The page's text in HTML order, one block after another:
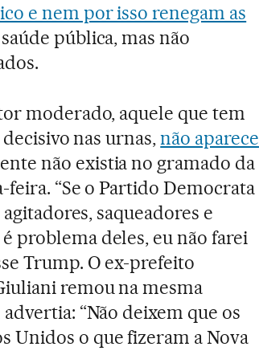
e nem por isso renegam as
pública, mas não
moderado, aquele que tem
nas urnas,não aparece
não existia no gramado da
“Se o Partido Democrata
saqueadores e
problema deles, eu não farei
Trump. O ex-prefeito
remou na mesma
“Não deixem que os
Unidos o que fizeram a Nova